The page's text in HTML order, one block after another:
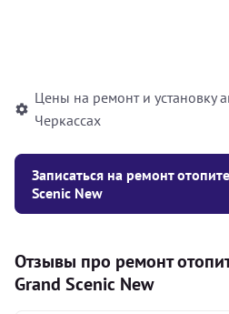
Цены на ремонт и установку
Черкассах
Записаться на ремонт
Scenic New
Отзывы про ремонт
Grand Scenic New